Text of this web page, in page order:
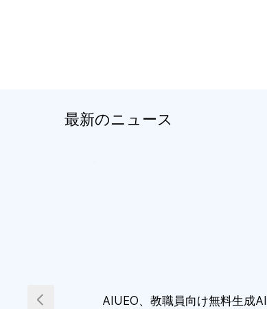
最新のニュース
AIUEO、教職員向け無料生成AI